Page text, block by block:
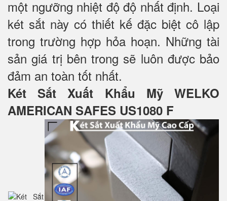
một ngưỡng nhiệt độ độ nhất định. Loại
két sắt này có thiết kế đặc biệt cô lập
trong trường hợp hỏa hoạn. Những tài
sản giá trị bên trong sẽ luôn được bảo
đảm an toàn tốt nhất.
Két Sắt Xuất Khẩu Mỹ WELKO
AMERICAN SAFES US1080 F